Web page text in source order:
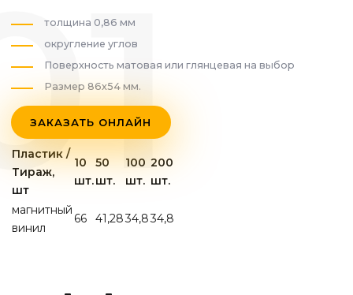
толщина 0,86 мм
округление углов
Поверхность матовая или глянцевая на выбор
Размер 86х54 мм.
ЗАКАЗАТЬ ОНЛАЙН
Пластик /
Тираж,
шт
10
шт.
50
шт.
100
шт.
200
шт.
магнитный
винил
66 41,2834,834,8